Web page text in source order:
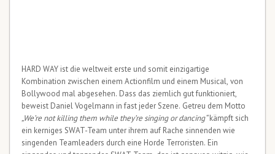
HARD WAY ist die weltweit erste und somit einzigartige
Kombination zwischen einem Actionfilm und einem Musical, von
Bollywood mal abgesehen. Dass das ziemlich gut funktioniert,
beweist Daniel Vogelmann in fast jeder Szene. Getreu dem Motto
„We’re not killing them while they’re singing or dancing“kämpft sich
ein kerniges SWAT-Team unter ihrem auf Rache sinnenden wie
singenden Teamleaders durch eine Horde Terroristen. Ein